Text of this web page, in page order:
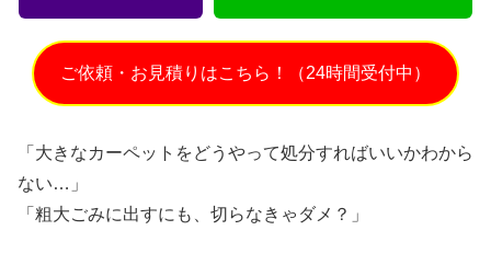
ご依頼・お見積りはこちら！（24時間受付中）
「大きなカーペットをどうやって処分すればいいかわから
ない…」
「粗大ごみに出すにも、切らなきゃダメ？」